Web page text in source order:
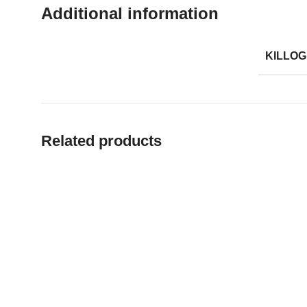
Additional information
Related products